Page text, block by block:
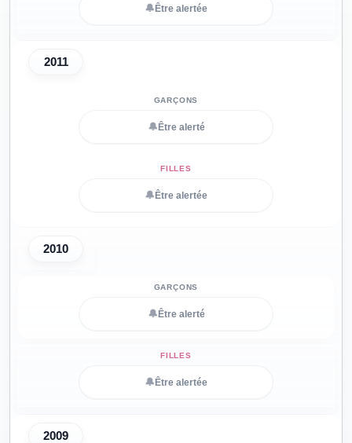
🔔 Être alertée
2011
🔔 Être alerté
🔔 Être alertée
2010
🔔 Être alerté
🔔 Être alertée
2009